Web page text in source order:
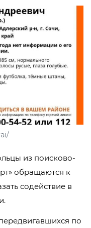
из поисково-
обращаются к
содействие в
по